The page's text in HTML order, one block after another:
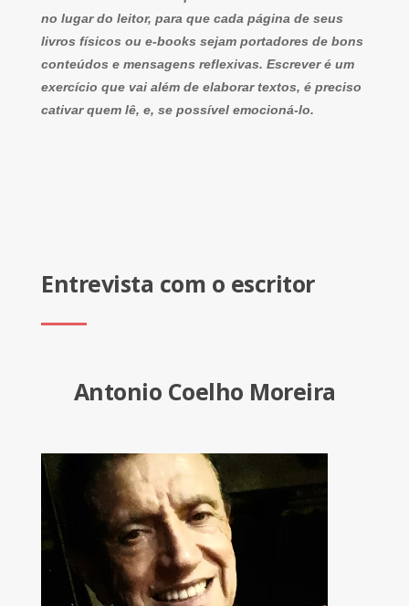
no lugar do leitor, para que cada página de seus
livros físicos ou e-books sejam portadores de bons
conteúdos e mensagens reflexivas. Escrever é um
exercício que vai além de elaborar textos, é preciso
cativar quem lê, e, se possível emocioná-lo.
Entrevista com o escritor
Antonio Coelho Moreira